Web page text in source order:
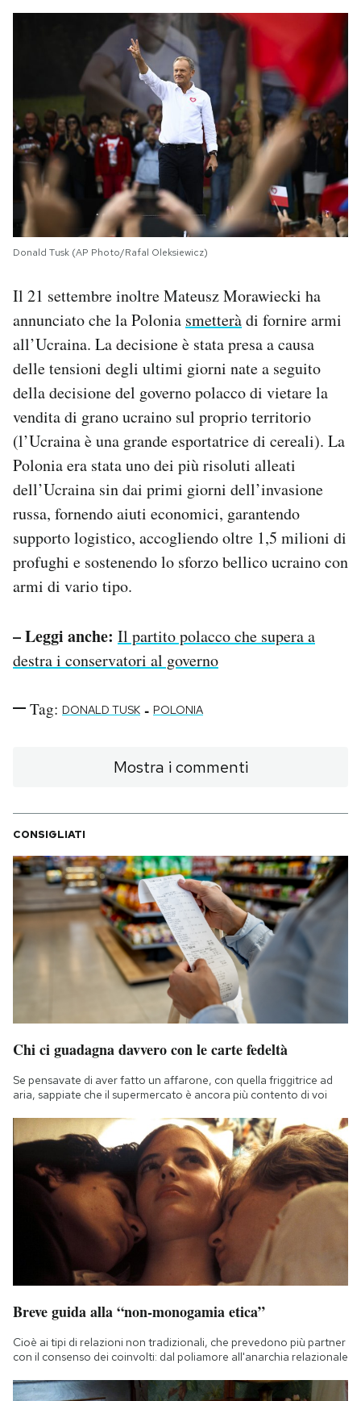
Donald Tusk (AP Photo/Rafal Oleksiewicz)
Il 21 settembre inoltre Mateusz Morawiecki ha
annunciato che la Polonia smetteràdi fornire armi
all’Ucraina. La decisione è stata presa a causa
delle tensioni degli ultimi giorni nate a seguito
della decisione del governo polacco di vietare la
vendita di grano ucraino sul proprio territorio
(l’Ucraina è una grande esportatrice di cereali). La
Polonia era stata uno dei più risoluti alleati
dell’Ucraina sin dai primi giorni dell’invasione
russa, fornendo aiuti economici, garantendo
supporto logistico, accogliendo oltre 1,5 milioni di
profughi e sostenendo lo sforzo bellico ucraino con
armi di vario tipo.
– Leggi anche: Il partito polacco che supera a
destra i conservatori al governo
Tag: DONALD TUSK - POLONIA
Mostra i commenti
CONSIGLIATI
Chi ci guadagna davvero con le carte fedeltà
Se pensavate di aver fatto un affarone, con quella friggitrice ad
aria, sappiate che il supermercato è ancora più contento di voi
Breve guida alla “non-monogamia etica”
Cioè ai tipi di relazioni non tradizionali, che prevedono più partner
con il consenso dei coinvolti: dal poliamore all'anarchia relazionale